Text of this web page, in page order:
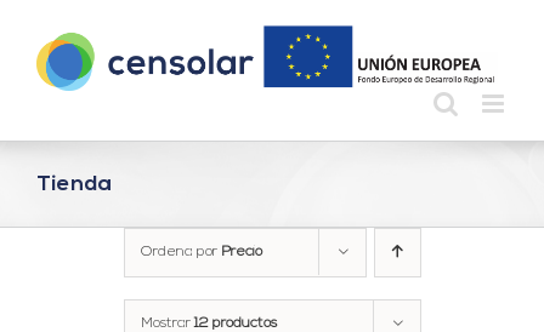
contenido
Tienda
Ordena por Precio
Mostrar12 productos